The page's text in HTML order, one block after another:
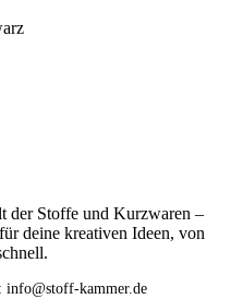
der Stoffe und Kurzwaren –
deine kreativen Ideen, von
info@stoff-kammer.de